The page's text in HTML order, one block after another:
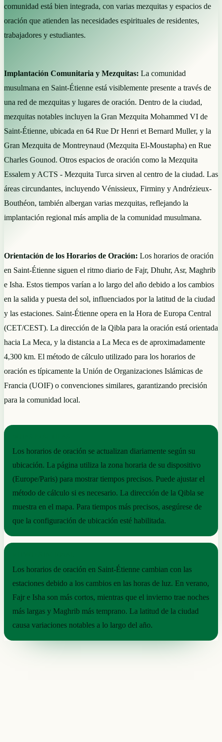
comunidad está bien integrada, con varias mezquitas y espacios de
oración que atienden las necesidades espirituales de residentes,
trabajadores y estudiantes.
Implantación Comunitaria y Mezquitas: La comunidad
musulmana en Saint-Étienne está visiblemente presente a través de
una red de mezquitas y lugares de oración. Dentro de la ciudad,
mezquitas notables incluyen la Gran Mezquita Mohammed VI de
Saint-Étienne, ubicada en 64 Rue Dr Henri et Bernard Muller, y la
Gran Mezquita de Montreynaud (Mezquita El-Moustapha) en Rue
Charles Gounod. Otros espacios de oración como la Mezquita
Essalem y ACTS - Mezquita Turca sirven al centro de la ciudad. Las
áreas circundantes, incluyendo Vénissieux, Firminy y Andrézieux-
Bouthéon, también albergan varias mezquitas, reflejando la
implantación regional más amplia de la comunidad musulmana.
Orientación de los Horarios de Oración: Los horarios de oración
en Saint-Étienne siguen el ritmo diario de Fajr, Dhuhr, Asr, Maghrib
e Isha. Estos tiempos varían a lo largo del año debido a los cambios
en la salida y puesta del sol, influenciados por la latitud de la ciudad
y las estaciones. Saint-Étienne opera en la Hora de Europa Central
(CET/CEST). La dirección de la Qibla para la oración está orientada
hacia La Meca, y la distancia a La Meca es de aproximadamente
4,300 km. El método de cálculo utilizado para los horarios de
oración es típicamente la Unión de Organizaciones Islámicas de
Francia (UOIF) o convenciones similares, garantizando precisión
para la comunidad local.
Los horarios de oración se actualizan diariamente según su
ubicación. La página utiliza la zona horaria de su dispositivo
(Europe/Paris) para mostrar tiempos precisos. Puede ajustar el
método de cálculo si es necesario. La dirección de la Qibla se
muestra en el mapa. Para tiempos más precisos, asegúrese de
que la configuración de ubicación esté habilitada.
Los horarios de oración en Saint-Étienne cambian con las
estaciones debido a los cambios en las horas de luz. En verano,
Fajr e Isha son más cortos, mientras que el invierno trae noches
más largas y Maghrib más temprano. La latitud de la ciudad
causa variaciones notables a lo largo del año.